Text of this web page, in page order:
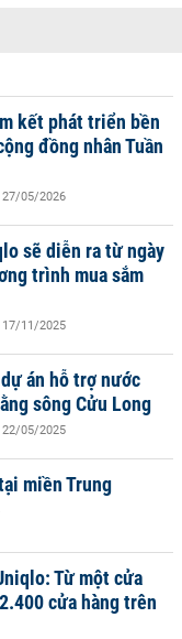
kết phát triển bền
đồng nhân Tuần
27/05/2026
sẽ diễn ra từ ngày
trình mua sắm
17/11/2025
án hỗ trợ nước
sông Cửu Long
22/05/2025
miền Trung
Từ một cửa
cửa hàng trên